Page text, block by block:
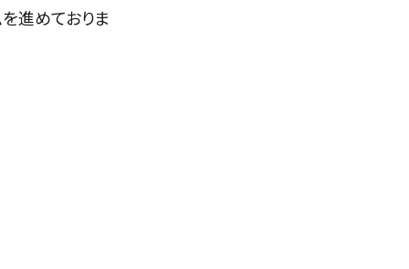
進めておりま